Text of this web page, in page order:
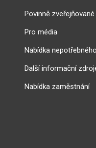
Povinně
Pro média
Nabídka
Další informační
Nabídka zaměstnání